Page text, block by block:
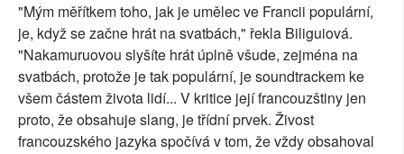
"Mým měřítkem toho, jak je umělec ve Francii populární,
je, když se začne hrát na svatbách," řekla Biliguiová.
"Nakamuruovou slyšíte hrát úplně všude, zejména na
svatbách, protože je tak populární, je soundtrackem ke
všem částem života lidí... V kritice její francouzštiny jen
proto, že obsahuje slang, je třídní prvek. Živost
francouzského jazyka spočívá v tom, že vždy obsahoval